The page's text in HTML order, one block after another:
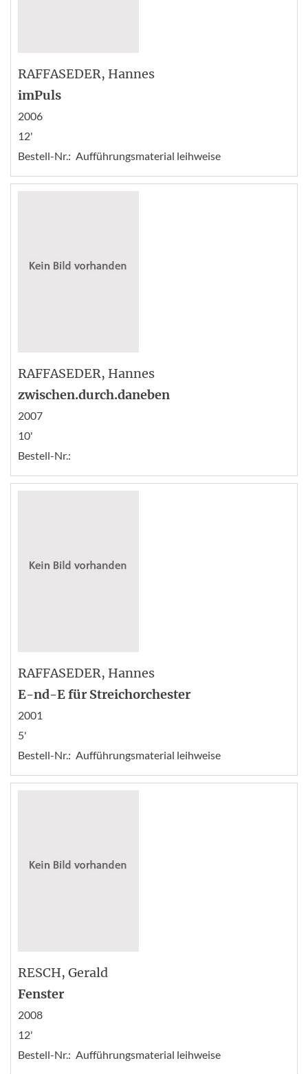
RAFFASEDER, Hannes
imPuls
2006
12'
Bestell-Nr.: Aufführungsmaterial leihweise
RAFFASEDER, Hannes
zwischen.durch.daneben
2007
10'
Bestell-Nr.:
RAFFASEDER, Hannes
E-nd-E für Streichorchester
2001
5'
Bestell-Nr.: Aufführungsmaterial leihweise
RESCH, Gerald
Fenster
2008
12'
Bestell-Nr.: Aufführungsmaterial leihweise